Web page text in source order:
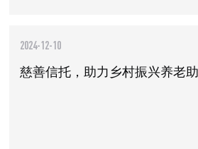
2024-12-10
慈善信托，助力乡村振兴养老